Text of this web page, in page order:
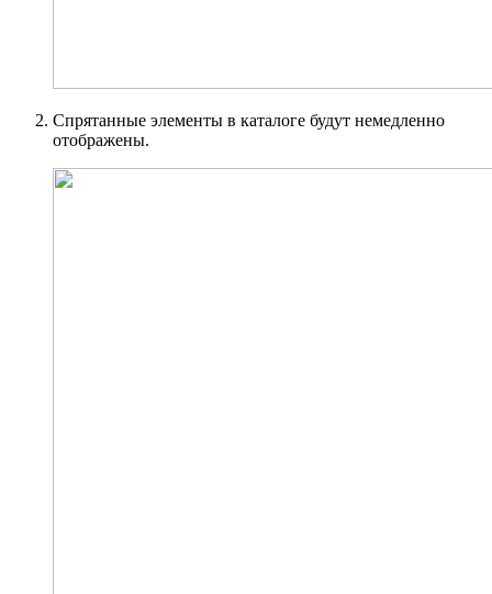
Спрятанные элементы в каталоге будут немедленно
отображены.